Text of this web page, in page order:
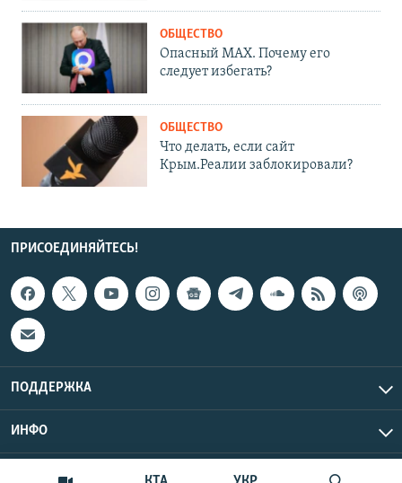
ОБЩЕСТВО
Опасный MAX. Почему его
следует избегать?
ОБЩЕСТВО
Что делать, если сайт
Крым.Реалии заблокировали?
ПРИСОЕДИНЯЙТЕСЬ!
ПОДДЕРЖКА
ИНФО
Copyright Крым.Реалии, 2026 | Все права защищены.
UTC+3